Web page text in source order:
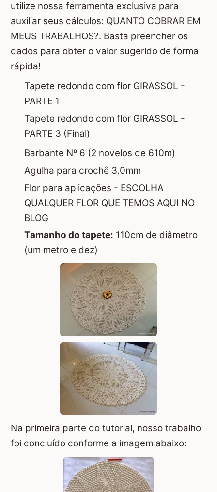
utilize nossa ferramenta exclusiva para
auxiliar seus cálculos: QUANTO COBRAR EM
MEUS TRABALHOS?. Basta preencher os
dados para obter o valor sugerido de forma
rápida!
Tapete redondo com flor GIRASSOL -
PARTE 1
Tapete redondo com flor GIRASSOL -
PARTE 3 (Final)
Barbante Nº 6 (2 novelos de 610m)
Agulha para crochê 3.0mm
Flor para aplicações - ESCOLHA
QUALQUER FLOR QUE TEMOS AQUI NO
BLOG
Tamanho do tapete: 110cm de diâmetro
(um metro e dez)
Na primeira parte do tutorial, nosso trabalho
foi concluído conforme a imagem abaixo: